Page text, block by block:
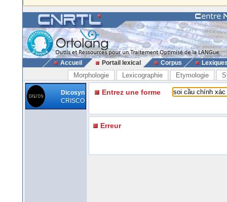
Accueil Portail lexical Corpus
Morphologie Lexicographie Etymologie
Dicosyn
CRISCO
Entrez une forme
Erreur